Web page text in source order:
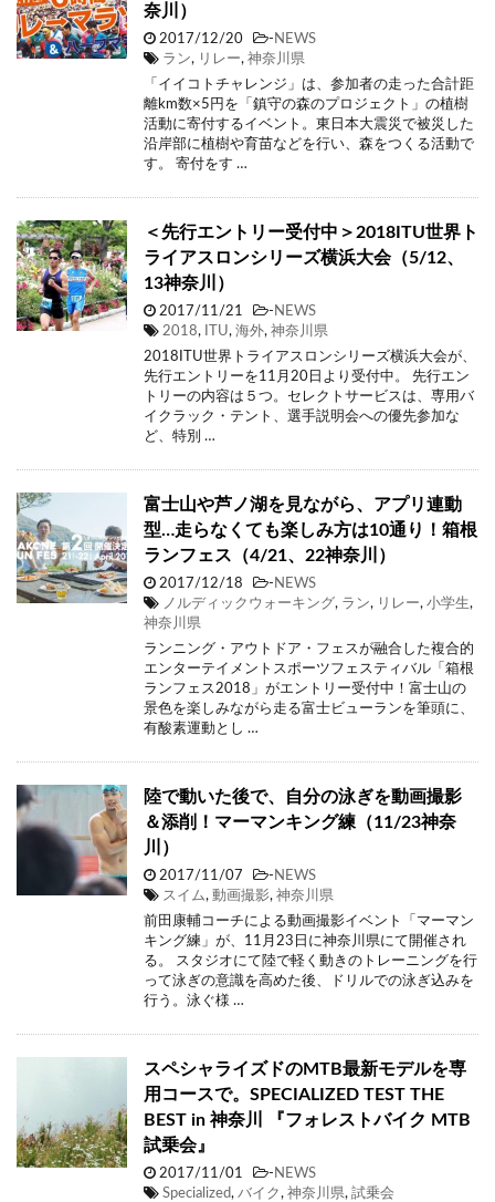
奈川）
2017/12/20 - NEWS
ラン, リレー, 神奈川県
「イイコトチャレンジ」は、参加者の走った合計距
離km数×5円を「鎮守の森のプロジェクト」の植樹
活動に寄付するイベント。東日本大震災で被災した
沿岸部に植樹や育苗などを行い、森をつくる活動で
す。 寄付をす …
＜先行エントリー受付中＞2018ITU世界ト
ライアスロンシリーズ横浜大会（5/12、
13神奈川）
2017/11/21 - NEWS
2018, ITU, 海外, 神奈川県
2018ITU世界トライアスロンシリーズ横浜大会が、
先行エントリーを11月20日より受付中。 先行エン
トリーの内容は５つ。セレクトサービスは、専用バ
イクラック・テント、選手説明会への優先参加な
ど、特別 …
富士山や芦ノ湖を見ながら、アプリ連動
型…走らなくても楽しみ方は10通り！箱根
ランフェス（4/21、22神奈川）
2017/12/18 - NEWS
ノルディックウォーキング, ラン, リレー, 小学生,
神奈川県
ランニング・アウトドア・フェスが融合した複合的
エンターテイメントスポーツフェスティバル「箱根
ランフェス2018」がエントリー受付中！富士山の
景色を楽しみながら走る富士ビューランを筆頭に、
有酸素運動とし …
陸で動いた後で、自分の泳ぎを動画撮影
＆添削！マーマンキング練（11/23神奈
川）
2017/11/07 - NEWS
スイム, 動画撮影, 神奈川県
前田康輔コーチによる動画撮影イベント「マーマン
キング練」が、11月23日に神奈川県にて開催され
る。 スタジオにて陸で軽く動きのトレーニングを行
って泳ぎの意識を高めた後、ドリルでの泳ぎ込みを
行う。泳ぐ様 …
スペシャライズドのMTB最新モデルを専
用コースで。SPECIALIZED TEST THE
BEST in 神奈川 『フォレストバイク MTB
試乗会』
2017/11/01 - NEWS
Specialized, バイク, 神奈川県, 試乗会